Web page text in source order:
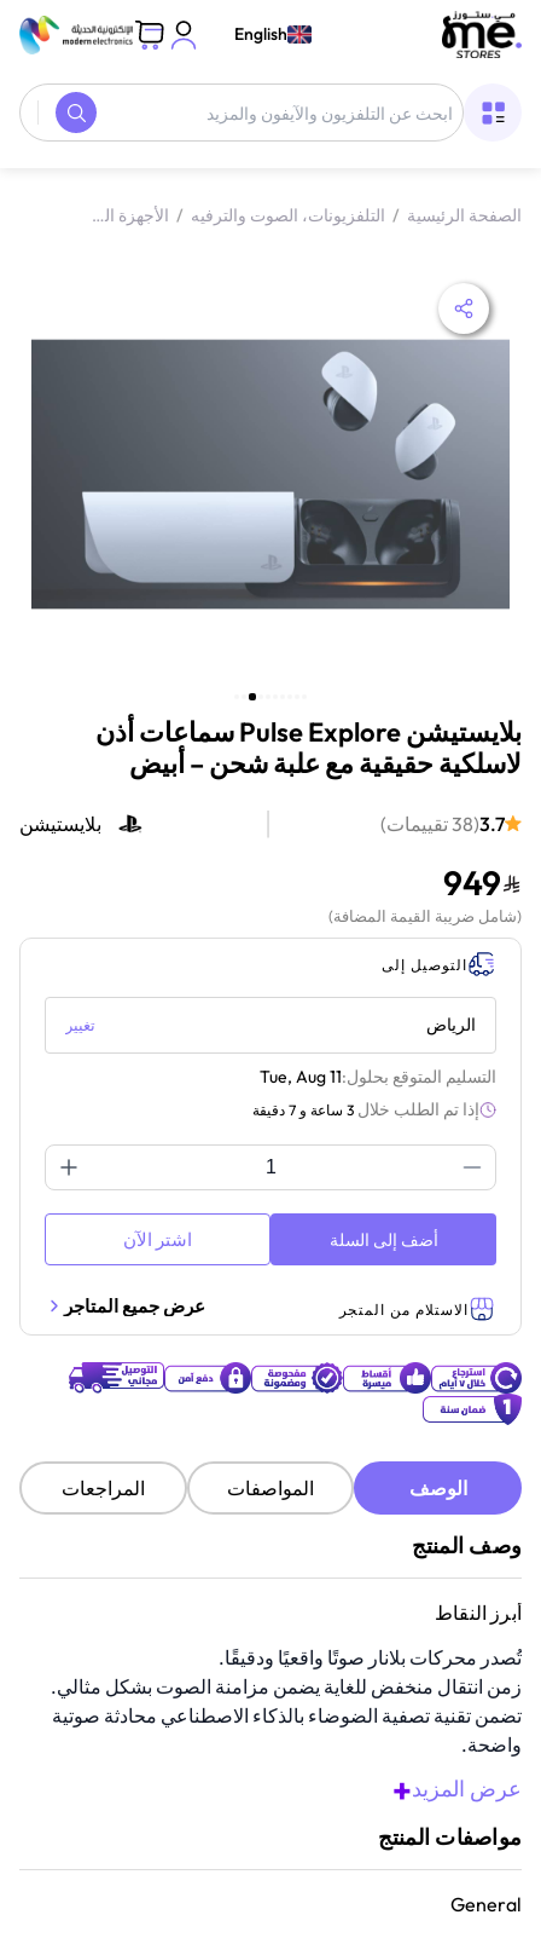
English
الصفحة الرئيسية / التلفزيونات، الصوت والترفيه / الأجهزة الصوتية
بلايستيشن Pulse Explore سماعات أذن
لاسلكية حقيقية مع علبة شحن – أبيض
3.7
(
38تقييمات) بلايستيشن
949
(شامل ضريبة القيمة المضافة)
التوصيل إلى
الرياض تغيير
التسليم المتوقع بحلول:Tue, Aug 11
إذا تم الطلب خلال 3 ساعة و 7 دقيقة
أضف إلى السلة اشتر الآن
الاستلام من المتجر عرض جميع المتاجر
الوصف المواصفات المراجعات
وصف المنتج
أبرز النقاط
تُصدر محركات بلانار صوتًا واقعيًا ودقيقًا.
زمن انتقال منخفض للغاية يضمن مزامنة الصوت بشكل مثالي.
تضمن تقنية تصفية الضوضاء بالذكاء الاصطناعي محادثة صوتية
واضحة.
والبوابة.
توفر العلبة الصغيرة 10 ساعات إضافية من الشحن.
نظرة عامة
ارتقِ بتجربة اللعب مع سماعات الأذن اللاسلكية هذه بتقنية البلوتوث. بفضل
عرض المزيد+
مواصفات المنتج
General